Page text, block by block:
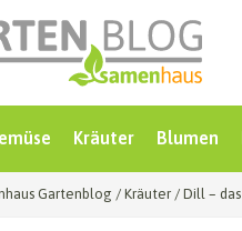
Kräuter Blumen
Gartenblog / Kräuter / Dill –